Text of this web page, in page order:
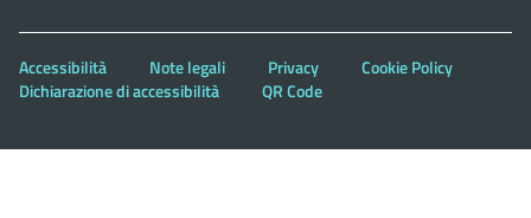
Accessibilità Note legali Privacy
Cookie Policy
Dichiarazione di accessibilità
QR Code